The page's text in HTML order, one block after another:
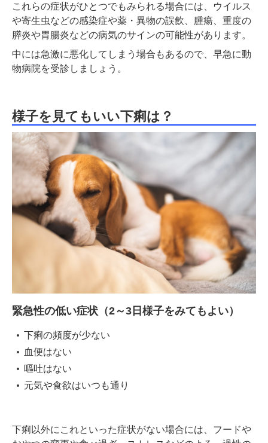
これらの症状がひとつでもみられる場合には、ウイルス
や寄生虫などの感染症や薬・異物の誤飲、腫瘍、重度の
膵炎や胃腸炎などの病気のサインの可能性があります。
中には急激に悪化してしまう場合もあるので、早急に動
物病院を受診しましょう。
様子を見てもいい下痢は？
緊急性の低い症状（2～3日様子をみてもよい）
下痢の頻度が少ない
血便はない
嘔吐はない
元気や食欲はいつも通り
下痢以外にこれといった症状がない場合には、フードや